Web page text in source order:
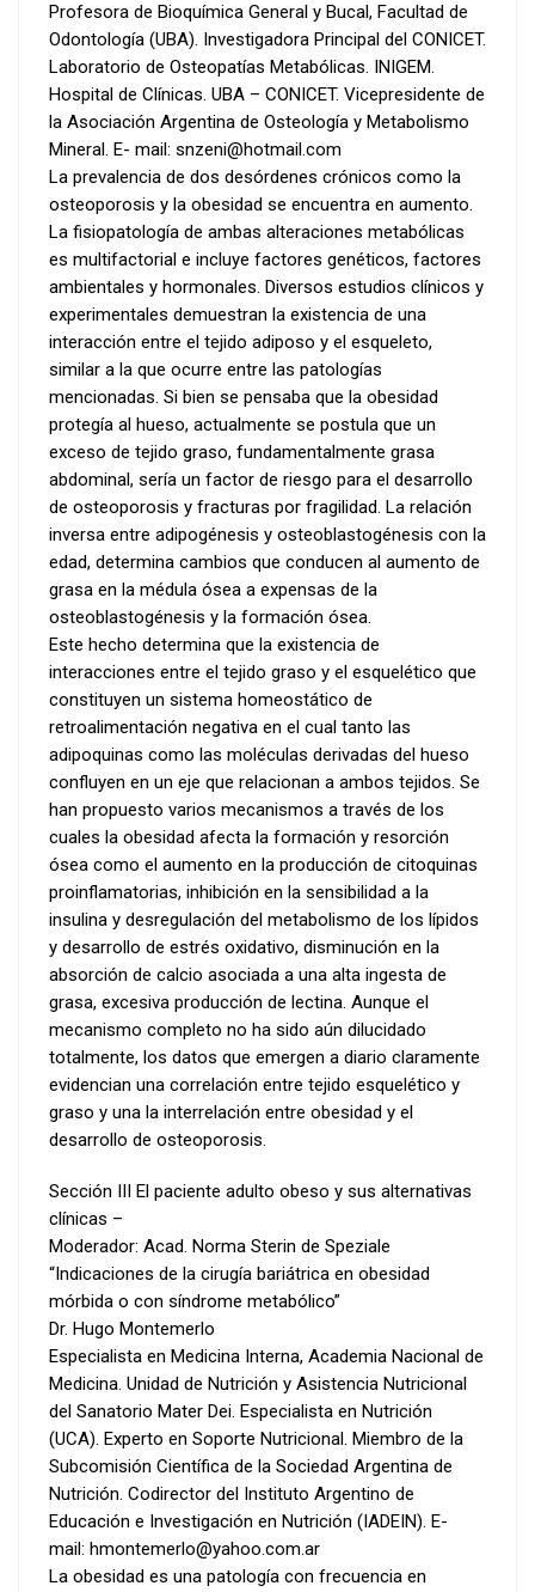
Profesora de Bioquímica General y Bucal, Facultad de
Odontología (UBA). Investigadora Principal del CONICET.
Laboratorio de Osteopatías Metabólicas. INIGEM.
Hospital de Clínicas. UBA – CONICET. Vicepresidente de
la Asociación Argentina de Osteología y Metabolismo
Mineral. E- mail: snzeni@hotmail.com
La prevalencia de dos desórdenes crónicos como la
osteoporosis y la obesidad se encuentra en aumento.
La fisiopatología de ambas alteraciones metabólicas
es multifactorial e incluye factores genéticos, factores
ambientales y hormonales. Diversos estudios clínicos y
experimentales demuestran la existencia de una
interacción entre el tejido adiposo y el esqueleto,
similar a la que ocurre entre las patologías
mencionadas. Si bien se pensaba que la obesidad
protegía al hueso, actualmente se postula que un
exceso de tejido graso, fundamentalmente grasa
abdominal, sería un factor de riesgo para el desarrollo
de osteoporosis y fracturas por fragilidad. La relación
inversa entre adipogénesis y osteoblastogénesis con la
edad, determina cambios que conducen al aumento de
grasa en la médula ósea a expensas de la
osteoblastogénesis y la formación ósea.
Este hecho determina que la existencia de
interacciones entre el tejido graso y el esquelético que
constituyen un sistema homeostático de
retroalimentación negativa en el cual tanto las
adipoquinas como las moléculas derivadas del hueso
confluyen en un eje que relacionan a ambos tejidos. Se
han propuesto varios mecanismos a través de los
cuales la obesidad afecta la formación y resorción
ósea como el aumento en la producción de citoquinas
proinflamatorias, inhibición en la sensibilidad a la
insulina y desregulación del metabolismo de los lípidos
y desarrollo de estrés oxidativo, disminución en la
absorción de calcio asociada a una alta ingesta de
grasa, excesiva producción de lectina. Aunque el
mecanismo completo no ha sido aún dilucidado
totalmente, los datos que emergen a diario claramente
evidencian una correlación entre tejido esquelético y
graso y una la interrelación entre obesidad y el
desarrollo de osteoporosis.
Sección III El paciente adulto obeso y sus alternativas
clínicas –
Moderador: Acad. Norma Sterin de Speziale
“Indicaciones de la cirugía bariátrica en obesidad
mórbida o con síndrome metabólico”
Dr. Hugo Montemerlo
Especialista en Medicina Interna, Academia Nacional de
Medicina. Unidad de Nutrición y Asistencia Nutricional
del Sanatorio Mater Dei. Especialista en Nutrición
(UCA). Experto en Soporte Nutricional. Miembro de la
Subcomisión Científica de la Sociedad Argentina de
Nutrición. Codirector del Instituto Argentino de
Educación e Investigación en Nutrición (IADEIN). E-
mail: hmontemerlo@yahoo.com.ar
La obesidad es una patología con frecuencia en